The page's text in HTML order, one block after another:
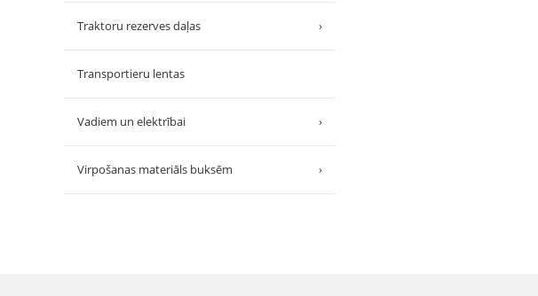
Traktoru rezerves daļas ›
Transportieru lentas
Vadiem un elektrībai ›
Virpošanas materiāls buksēm ›